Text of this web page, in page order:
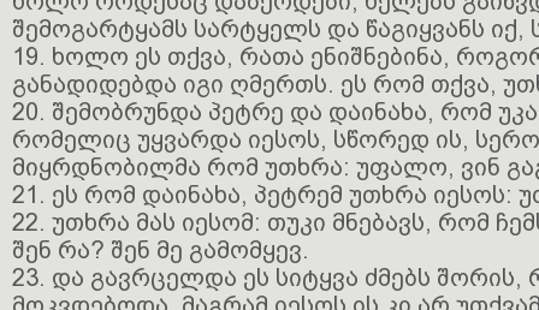
შემოგარტყამს სარტყელს და წაგიყვანს იქ,
19. ხოლო ეს თქვა, რათა ენიშნებინა,
განადიდებდა იგი ღმერთს. ეს რომ თქვა,
20. შემობრუნდა პეტრე და დაინახა, რომ
რომელიც უყვარდა იესოს, სწორედ ის,
მიყრდნობილმა რომ უთხრა: უფალო, ვინ
21. ეს რომ დაინახა, პეტრემ უთხრა იესოს:
22. უთხრა მას იესომ: თუკი მნებავს, რომ
შენ რა? შენ მე გამომყევ.
23. და გავრცელდა ეს სიტყვა ძმებს შორის,